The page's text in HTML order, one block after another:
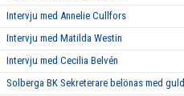
Intervju med Annelie Cullfors
Intervju med Matilda Westin
Intervju med Cecilia Belvén
Solberga BK Sekreterare belönas med guld